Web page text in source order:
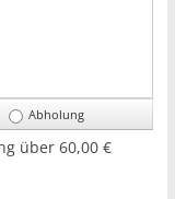
Abholung
über 60,00 €